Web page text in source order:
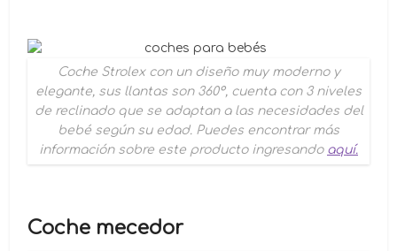
Coche Strolexcon un diseño muy moderno y
elegante, sus llantas son 360°, cuenta con 3 niveles
de reclinado que se adaptan a las necesidades del
bebé según su edad. Puedes encontrar más
información sobre este producto ingresando aquí.
Coche mecedor